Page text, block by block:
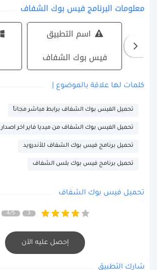
معلومات البرنامج فيس بوك الشفاف
اسم التطبيق
فيس بوك الشفاف
كلمات لها علاقة بالموضوع |
تحميل الفيس بوك الشفاف برابط مباشر مجاناً
تحميل الفيس بوك الشفاف من ميديا فاير اخر اصدار
تحميل برنامج فيس بوك الشفاف للأندرويد
تحميل برنامج فيس بوك بلس الشفاف
تحميل فيس بوك الشفاف
4/5 3
إحصل عليه الآن
شارك التطبيق